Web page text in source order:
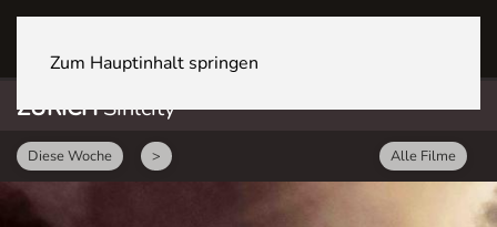
Zum Hauptinhalt springen
ZÜRICHSihlcity
Diese Woche > Alle Filme